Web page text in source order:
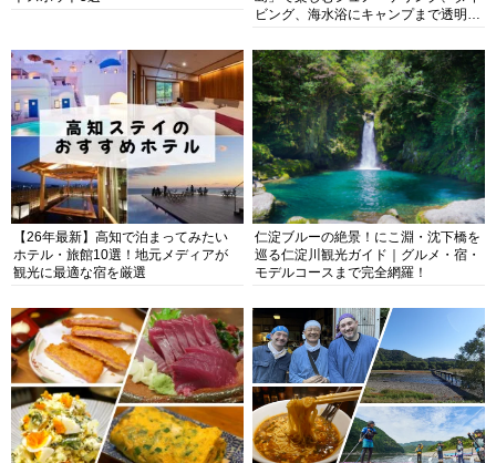
ビング、海水浴にキャンプまで透明度
【26年最新】高知で泊まってみたい
ホテル・旅館10選！地元メディアが
観光に最適な宿を厳選
仁淀ブルーの絶景！にこ淵・沈下橋を
巡る仁淀川観光ガイド｜グルメ・宿・
モデルコースまで完全網羅！